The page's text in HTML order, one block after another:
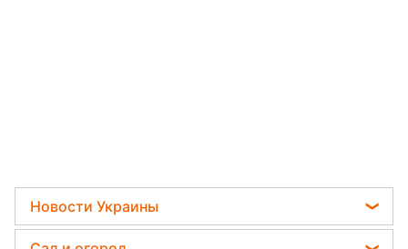
Новости Украины
Мобилизация